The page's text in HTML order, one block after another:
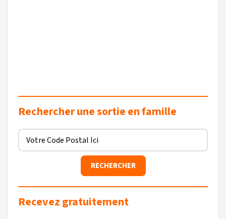
Rechercher une sortie en famille
Recevez gratuitement